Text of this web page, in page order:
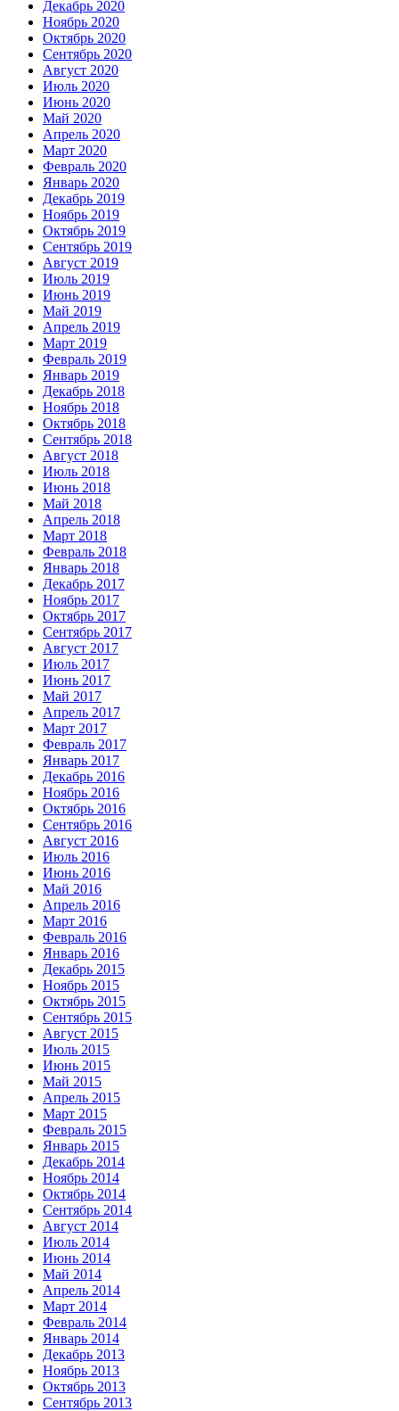
Декабрь 2020
Ноябрь 2020
Октябрь 2020
Сентябрь 2020
Август 2020
Июль 2020
Июнь 2020
Май 2020
Апрель 2020
Март 2020
Февраль 2020
Январь 2020
Декабрь 2019
Ноябрь 2019
Октябрь 2019
Сентябрь 2019
Август 2019
Июль 2019
Июнь 2019
Май 2019
Апрель 2019
Март 2019
Февраль 2019
Январь 2019
Декабрь 2018
Ноябрь 2018
Октябрь 2018
Сентябрь 2018
Август 2018
Июль 2018
Июнь 2018
Май 2018
Апрель 2018
Март 2018
Февраль 2018
Январь 2018
Декабрь 2017
Ноябрь 2017
Октябрь 2017
Сентябрь 2017
Август 2017
Июль 2017
Июнь 2017
Май 2017
Апрель 2017
Март 2017
Февраль 2017
Январь 2017
Декабрь 2016
Ноябрь 2016
Октябрь 2016
Сентябрь 2016
Август 2016
Июль 2016
Июнь 2016
Май 2016
Апрель 2016
Март 2016
Февраль 2016
Январь 2016
Декабрь 2015
Ноябрь 2015
Октябрь 2015
Сентябрь 2015
Август 2015
Июль 2015
Июнь 2015
Май 2015
Апрель 2015
Март 2015
Февраль 2015
Январь 2015
Декабрь 2014
Ноябрь 2014
Октябрь 2014
Сентябрь 2014
Август 2014
Июль 2014
Июнь 2014
Май 2014
Апрель 2014
Март 2014
Февраль 2014
Январь 2014
Декабрь 2013
Ноябрь 2013
Октябрь 2013
Сентябрь 2013